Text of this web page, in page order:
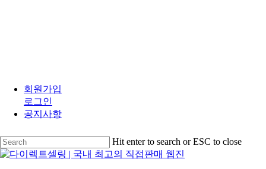
main
content
회원가입
로그인
공지사항
Hit enter to search or ESC to close
Close